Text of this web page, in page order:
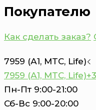
Покупателю
Как сделать заказ?
7959 (А1, MTC, Life)
7959 (А1, MTC, Life)
Пн-Пт 9:00-21:00
Сб-Вс 9:00-20:00